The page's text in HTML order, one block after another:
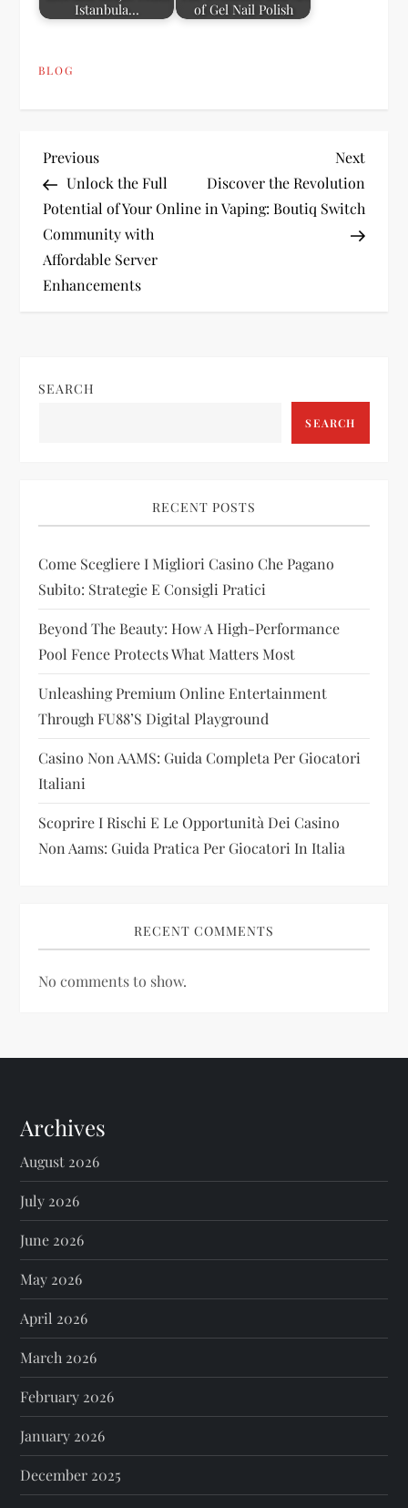
Istanbula…
of Gel Nail Polish
BLOG
P
o
s
t
a
a
t
i
o
n
Previous
Post
Previous
Unlock the Full
Potential of Your Online
Community with
Affordable Server
Enhancements
Next
Post
Next
Discover the Revolution
in Vaping: Boutiq Switch
SEARCH
SEARCH
RECENT POSTS
Come Scegliere I Migliori Casino Che Pagano
Subito: Strategie E Consigli Pratici
Beyond The Beauty: How A High-Performance
Pool Fence Protects What Matters Most
Unleashing Premium Online Entertainment
Through FU88’s Digital Playground
Casino Non AAMS: Guida Completa Per Giocatori
Italiani
Scoprire I Rischi E Le Opportunità Dei Casino
Non Aams: Guida Pratica Per Giocatori In Italia
RECENT COMMENTS
No comments to show.
Archives
August 2026
July 2026
June 2026
May 2026
April 2026
March 2026
February 2026
January 2026
December 2025